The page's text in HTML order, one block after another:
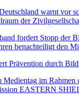
warnt vor
der
fordert Stopp der
benachteiligt den
Prävention durch
Medientag im Rahmen
EASTERN